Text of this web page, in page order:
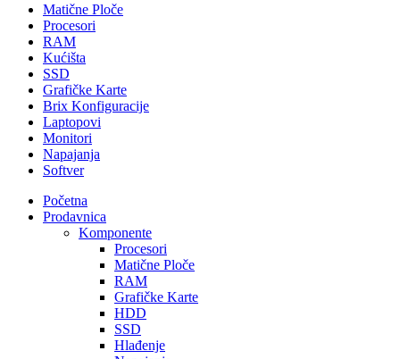
Matične Ploče
Procesori
RAM
Kućišta
SSD
Grafičke Karte
Brix Konfiguracije
Laptopovi
Monitori
Napajanja
Softver
Početna
Prodavnica
Komponente
Procesori
Matične Ploče
RAM
Grafičke Karte
HDD
SSD
Hlađenje